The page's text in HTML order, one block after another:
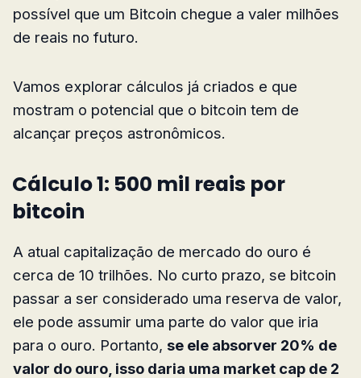
possível que um Bitcoin chegue a valer milhões
de reais no futuro.
Vamos explorar cálculos já criados e que
mostram o potencial que o bitcoin tem de
alcançar preços astronômicos.
Cálculo 1: 500 mil reais por
bitcoin
A atual capitalização de mercado do ouro é
cerca de 10 trilhões. No curto prazo, se bitcoin
passar a ser considerado uma reserva de valor,
ele pode assumir uma parte do valor que iria
para o ouro. Portanto, se ele absorver 20% de
valor do ouro, isso daria uma market cap de 2